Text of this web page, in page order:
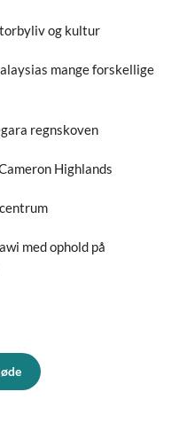
og kultur
mange forskellige
regnskoven
Highlands
med ophold på